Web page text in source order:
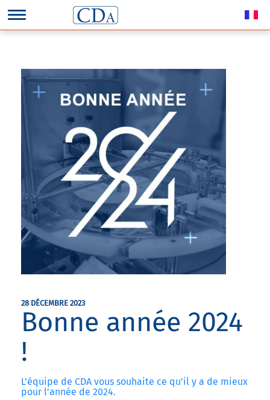
28 DÉCEMBRE 2023
Bonne année 2024
!
L’équipe de CDA vous souhaite ce qu’il y a de mieux
pour l’année de 2024.